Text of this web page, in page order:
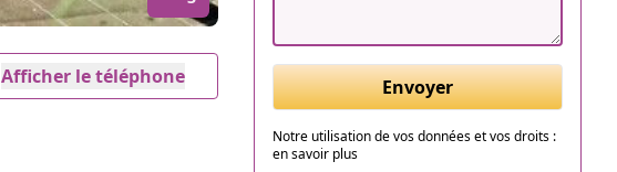
Afficher le téléphone Envoyer
Notre utilisation de vos données et vos droits :
en savoir plus